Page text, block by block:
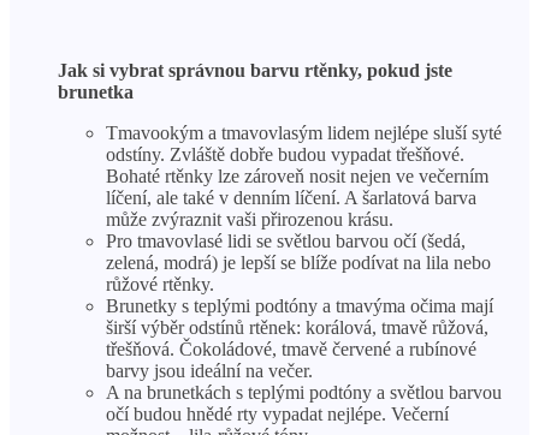
Jak si vybrat správnou barvu rtěnky, pokud jste
brunetka
Tmavookým a tmavovlasým lidem nejlépe sluší syté
odstíny. Zvláště dobře budou vypadat třešňové.
Bohaté rtěnky lze zároveň nosit nejen ve večerním
líčení, ale také v denním líčení. A šarlatová barva
může zvýraznit vaši přirozenou krásu.
Pro tmavovlasé lidi se světlou barvou očí (šedá,
zelená, modrá) je lepší se blíže podívat na lila nebo
růžové rtěnky.
Brunetky s teplými podtóny a tmavýma očima mají
širší výběr odstínů rtěnek: korálová, tmavě růžová,
třešňová. Čokoládové, tmavě červené a rubínové
barvy jsou ideální na večer.
A na brunetkách s teplými podtóny a světlou barvou
očí budou hnědé rty vypadat nejlépe. Večerní